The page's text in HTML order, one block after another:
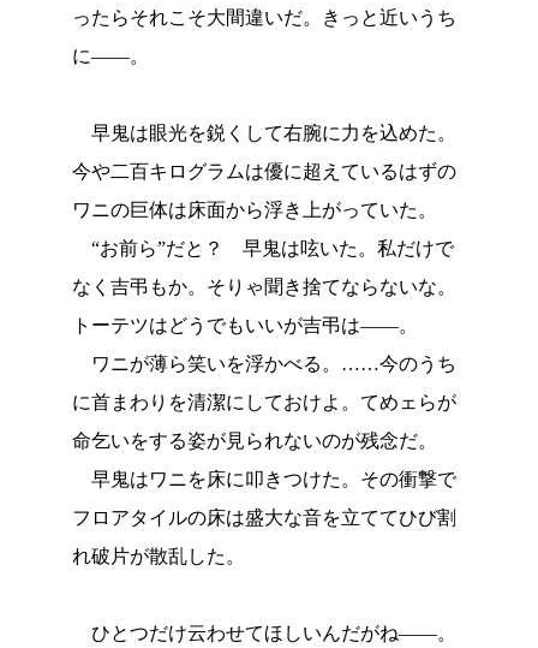
ったらそれこそ大間違いだ。きっと近いうち
に――。
早鬼は眼光を鋭くして右腕に力を込めた。
今や二百キログラムは優に超えているはずの
ワニの巨体は床面から浮き上がっていた。
“お前ら”だと？ 早鬼は呟いた。私だけで
なく吉弔もか。そりゃ聞き捨てならないな。
トーテツはどうでもいいが吉弔は――。
ワニが薄ら笑いを浮かべる。……今のうち
に首まわりを清潔にしておけよ。てめェらが
命乞いをする姿が見られないのが残念だ。
早鬼はワニを床に叩きつけた。その衝撃で
フロアタイルの床は盛大な音を立ててひび割
れ破片が散乱した。
ひとつだけ云わせてほしいんだがね――。